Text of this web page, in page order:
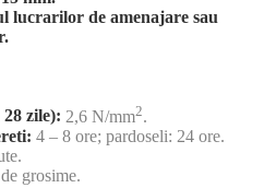
lucrarilor de amenajare sau
zile): 2,6 N/mm2.
4 – 8 ore; pardoseli: 24 ore.
grosime.